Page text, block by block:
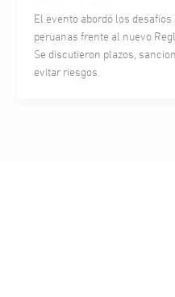
El evento abordó los
peruanas frente al nuevo
Se discutieron plazos,
evitar riesgos.